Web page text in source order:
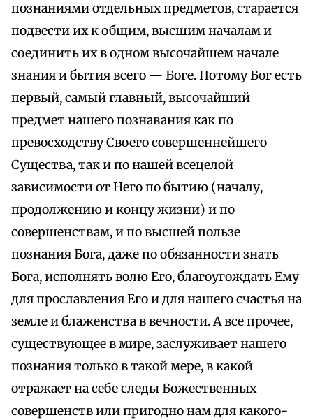
познаниями отдельных предметов, старается
подвести их к общим, высшим началам и
соединить их в одном высочайшем начале
знания и бытия всего — Боге. Потому Бог есть
первый, самый главный, высочайший
предмет нашего познавания как по
превосходству Своего совершеннейшего
Существа, так и по нашей всецелой
зависимости от Него по бытию (началу,
продолжению и концу жизни) и по
совершенствам, и по высшей пользе
познания Бога, даже по обязанности знать
Бога, исполнять волю Его, благоугождать Ему
для прославления Его и для нашего счастья на
земле и блаженства в вечности. А все прочее,
существующее в мире, заслуживает нашего
познания только в такой мере, в какой
отражает на себе следы Божественных
совершенств или пригодно нам для какого-